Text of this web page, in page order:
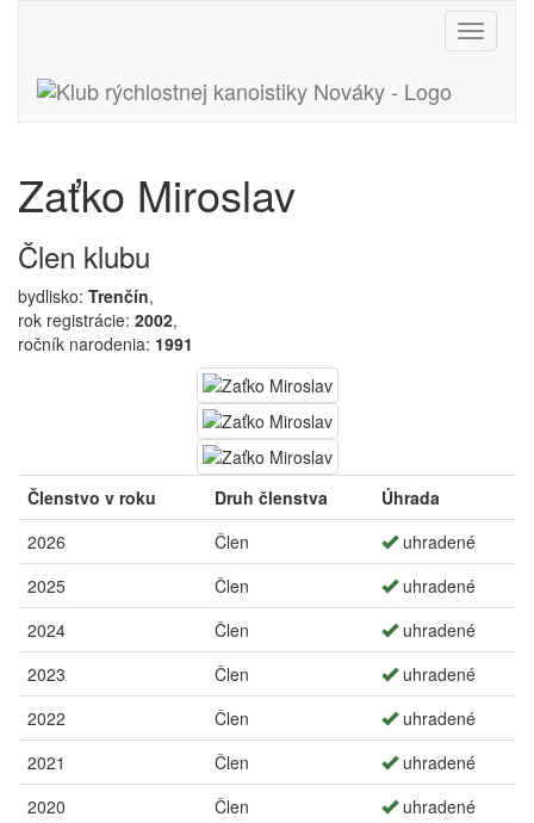
Toggle
Zaťko Miroslav
Člen klubu
bydlisko: Trenčín,
rok registrácie: 2002,
ročník narodenia: 1991
Členstvo v roku Druh členstva
Úhrada
2026
Člen
uhradené
2025
Člen
uhradené
2024
Člen
uhradené
2023
Člen
uhradené
2022
Člen
uhradené
2021
Člen
uhradené
2020
Člen
uhradené